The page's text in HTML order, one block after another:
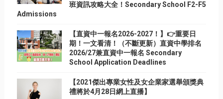
班資訊攻略大全！Secondary School F2-F5
Admissions
【直資中一報名2026-2027！】👉重要日
期！一文看清！（不斷更新）直資中學排名
2026/27兼直資中一報名 Secondary
School Application Deadlines
【2021傑出專業女性及女企業家選舉頒獎典
禮將於4月28日網上直播】